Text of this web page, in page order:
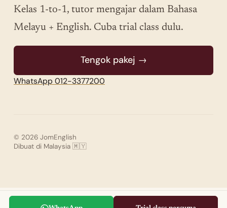
Kelas 1-to-1, tutor mengajar dalam Bahasa
Melayu + English. Cuba trial class dulu.
Tengok pakej →
WhatsApp 012-3377200
© 2026 JomEnglish
Dibuat di Malaysia 🇲🇾